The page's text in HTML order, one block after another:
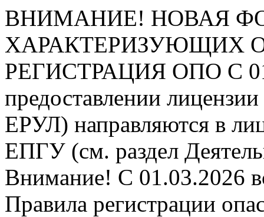
ВНИМАНИЕ! НОВАЯ
ХАРАКТЕРИЗУЮЩИХ
РЕГИСТРАЦИЯ ОПО С
предоставлении
ЕРУЛ) направляются в
ЕПГУ (см. раздел
Внимание! С 01.03.2026
Правила регистрации